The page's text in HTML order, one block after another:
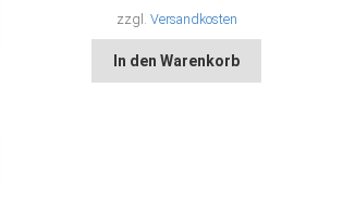
zzgl. Versandkosten
In den Warenkorb